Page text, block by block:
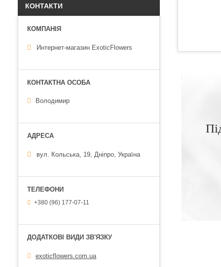
КОНТАКТИ
Интернет-магазин ExoticFlowers
Володимир
вул. Кольська, 19, Дніпро, Україна
+380 (96) 177-07-11
exoticflowers.com.ua